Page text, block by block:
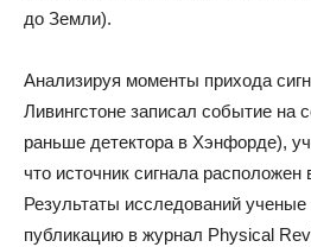
до Земли).
Анализируя моменты прихода
Ливингстоне записал событие на
раньше детектора в Хэнфорде),
что источник сигнала
Результаты исследований
публикацию в журнал Physical